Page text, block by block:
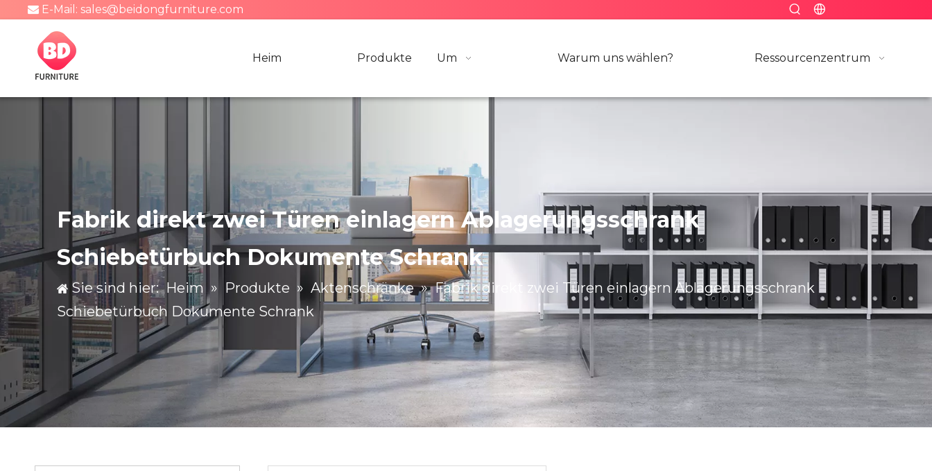
 E-Mail: sales@beidongfurniture.com
Heim Produkte Um Warum uns wählen? Ressourcenzentrum
Fabrik direkt zwei Türen einlagern Ablagerungsschrank
Schiebetürbuch Dokumente Schrank
Sie sind hier: Heim » Produkte » Aktenschränke » Fabrik direkt zwei Türen einlagern Ablagerungsschrank
Schiebetürbuch Dokumente Schrank